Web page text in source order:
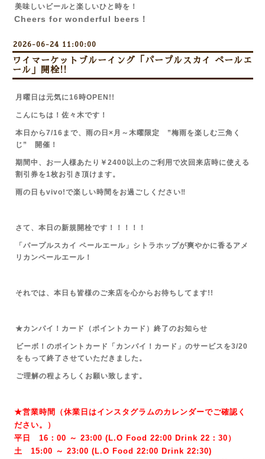
美味しいビールと楽しいひと時を！
Cheers for wonderful beers！
2026-06-24 11:00:00
ワイマーケットブルーイング「パープルスカイ ペールエ
ール」開栓!!
月曜日は元気に16時OPEN!!
こんにちは！佐々木です！
本日から7/16まで、雨の日×月～木曜限定 ”梅雨を楽しむ三角く
じ” 開催！
期間中、お一人様あたり￥2400以上のご利用で次回来店時に使える
割引券を1枚お引き頂けます。
雨の日もvivo!で楽しい時間をお過ごしください‼
さて、本日の新規開栓です！！！！！
「パープルスカイ ペールエール」シトラホップが爽やかに香るアメ
リカンペールエール！
それでは、本日も皆様のご来店を心からお待ちしてます!!
★カンパイ！カード（ポイントカード）終了のお知らせ
ビーボ！のポイントカード「カンパイ！カード」のサービスを3/20
をもって終了させていただきました。
ご理解の程よろしくお願い致します。
★営業時間（休業日はインスタグラムのカレンダーでご確認く
ださい。）
平日 16：00 ～ 23:00 (L.O Food 22:00 Drink 22：30）
土 15:00 ～ 23:00 ( L.O Food 22:00 Drink 22:30)